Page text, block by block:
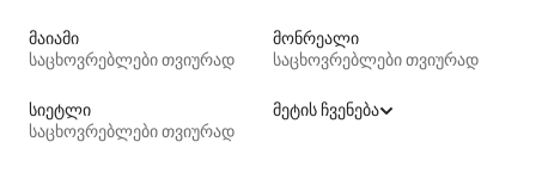
მაიამი
საცხოვრებლები თვიურად
მონრეალი
საცხოვრებლები თვიურად
სიეტლი
საცხოვრებლები თვიურად
მეტის ჩვენება